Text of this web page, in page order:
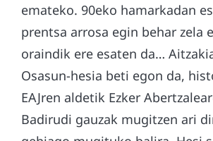
emateko. 90eko hamarkadan
prentsa arrosa egin behar zela
oraindik ere esaten da…
Osasun-hesia beti egon da,
EAJren aldetik Ezker
Badirudi gauzak mugitzen ari